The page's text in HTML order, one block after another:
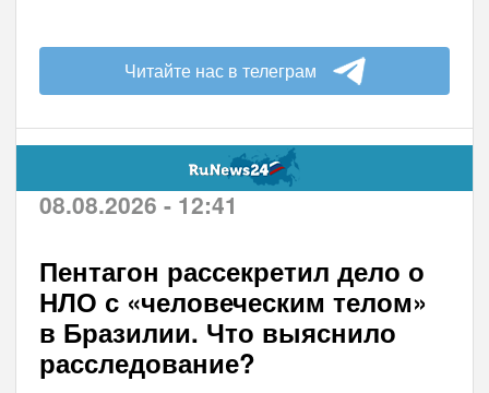
Читайте нас в телеграм
08.08.2026 - 12:41
Пентагон рассекретил дело о
НЛО с «человеческим телом»
в Бразилии. Что выяснило
расследование?